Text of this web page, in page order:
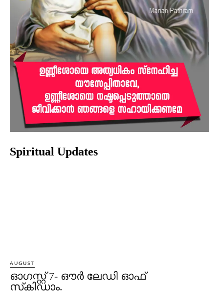
Spiritual Updates
AUGUST
ഓഗസ്റ്റ് 7- ഔര്‍ ലേഡി ഓഫ്
സ്‌കിഡാം.